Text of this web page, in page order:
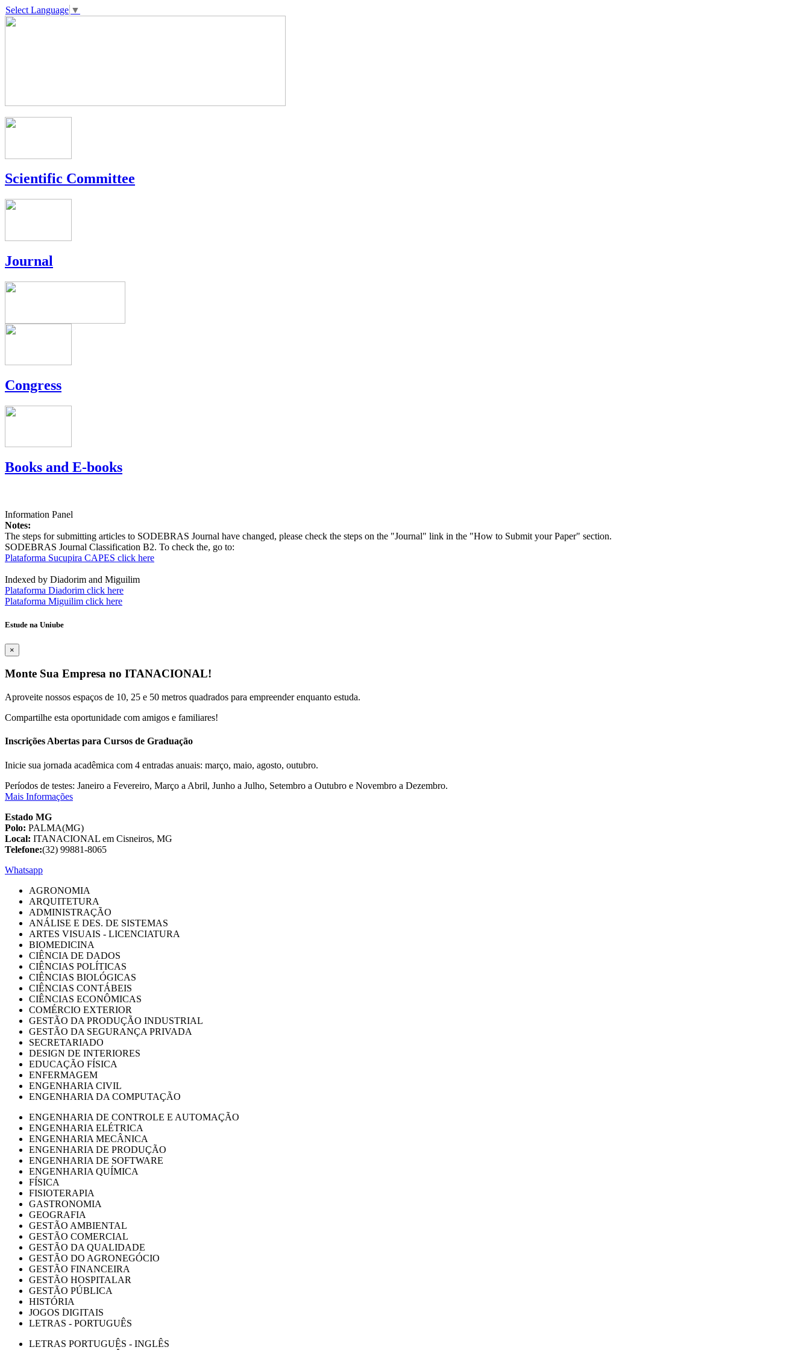
Select Language ▼
Scientific Committee
Journal
Congress
Books and E-books
Information Panel
Notes:
The steps for submitting articles to SODEBRAS Journal have changed, please check the steps on the "Journal" link in the "How to Submit your Paper" section.
SODEBRAS Journal Classification B2. To check the, go to:
Plataforma Sucupira CAPES click here
Indexed by Diadorim and Miguilim
Plataforma Diadorim click here
Plataforma Miguilim click here
Estude na Uniube
×
Monte Sua Empresa no ITANACIONAL!
Aproveite nossos espaços de 10, 25 e 50 metros quadrados para empreender enquanto estuda.
Compartilhe esta oportunidade com amigos e familiares!
Inscrições Abertas para Cursos de Graduação
Inicie sua jornada acadêmica com 4 entradas anuais: março, maio, agosto, outubro.
Períodos de testes: Janeiro a Fevereiro, Março a Abril, Junho a Julho, Setembro a Outubro e Novembro a Dezembro.
Mais Informações
Estado MG
Polo: PALMA(MG)
Local: ITANACIONAL em Cisneiros, MG
Telefone:(32) 99881-8065
Whatsapp
AGRONOMIA
ARQUITETURA
ADMINISTRAÇÃO
ANÁLISE E DES. DE SISTEMAS
ARTES VISUAIS - LICENCIATURA
BIOMEDICINA
CIÊNCIA DE DADOS
CIÊNCIAS POLÍTICAS
CIÊNCIAS BIOLÓGICAS
CIÊNCIAS CONTÁBEIS
CIÊNCIAS ECONÔMICAS
COMÉRCIO EXTERIOR
GESTÃO DA PRODUÇÃO INDUSTRIAL
GESTÃO DA SEGURANÇA PRIVADA
SECRETARIADO
DESIGN DE INTERIORES
EDUCAÇÃO FÍSICA
ENFERMAGEM
ENGENHARIA CIVIL
ENGENHARIA DA COMPUTAÇÃO
ENGENHARIA DE CONTROLE E AUTOMAÇÃO
ENGENHARIA ELÉTRICA
ENGENHARIA MECÂNICA
ENGENHARIA DE PRODUÇÃO
ENGENHARIA DE SOFTWARE
ENGENHARIA QUÍMICA
FÍSICA
FISIOTERAPIA
GASTRONOMIA
GEOGRAFIA
GESTÃO AMBIENTAL
GESTÃO COMERCIAL
GESTÃO DA QUALIDADE
GESTÃO DO AGRONEGÓCIO
GESTÃO FINANCEIRA
GESTÃO HOSPITALAR
GESTÃO PÚBLICA
HISTÓRIA
JOGOS DIGITAIS
LETRAS - PORTUGUÊS
LETRAS PORTUGUÊS - INGLÊS